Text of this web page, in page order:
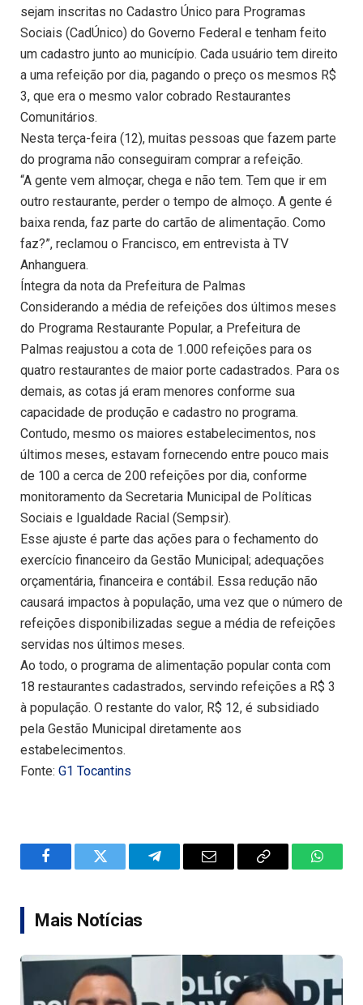
sejam inscritas no Cadastro Único para Programas
Sociais (CadÚnico) do Governo Federal e tenham feito
um cadastro junto ao município. Cada usuário tem direito
a uma refeição por dia, pagando o preço os mesmos R$
3, que era o mesmo valor cobrado Restaurantes
Comunitários.
Nesta terça-feira (12), muitas pessoas que fazem parte
do programa não conseguiram comprar a refeição.
“A gente vem almoçar, chega e não tem. Tem que ir em
outro restaurante, perder o tempo de almoço. A gente é
baixa renda, faz parte do cartão de alimentação. Como
faz?”, reclamou o Francisco, em entrevista à TV
Anhanguera.
Íntegra da nota da Prefeitura de Palmas
Considerando a média de refeições dos últimos meses
do Programa Restaurante Popular, a Prefeitura de
Palmas reajustou a cota de 1.000 refeições para os
quatro restaurantes de maior porte cadastrados. Para os
demais, as cotas já eram menores conforme sua
capacidade de produção e cadastro no programa.
Contudo, mesmo os maiores estabelecimentos, nos
últimos meses, estavam fornecendo entre pouco mais
de 100 a cerca de 200 refeições por dia, conforme
monitoramento da Secretaria Municipal de Políticas
Sociais e Igualdade Racial (Sempsir).
Esse ajuste é parte das ações para o fechamento do
exercício financeiro da Gestão Municipal; adequações
orçamentária, financeira e contábil. Essa redução não
causará impactos à população, uma vez que o número de
refeições disponibilizadas segue a média de refeições
servidas nos últimos meses.
Ao todo, o programa de alimentação popular conta com
18 restaurantes cadastrados, servindo refeições a R$ 3
à população. O restante do valor, R$ 12, é subsidiado
pela Gestão Municipal diretamente aos
estabelecimentos.
Fonte: G1 Tocantins
FacebookTwitter TelegramEmail
Copy
Mais Notícias